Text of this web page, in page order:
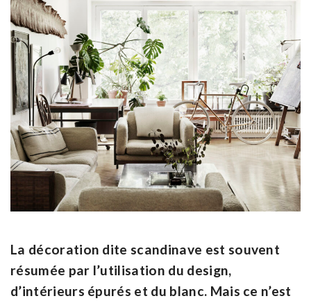
La décoration dite scandinave est souvent
résumée par l’utilisation du design,
d’intérieurs épurés et du blanc. Mais ce n’est